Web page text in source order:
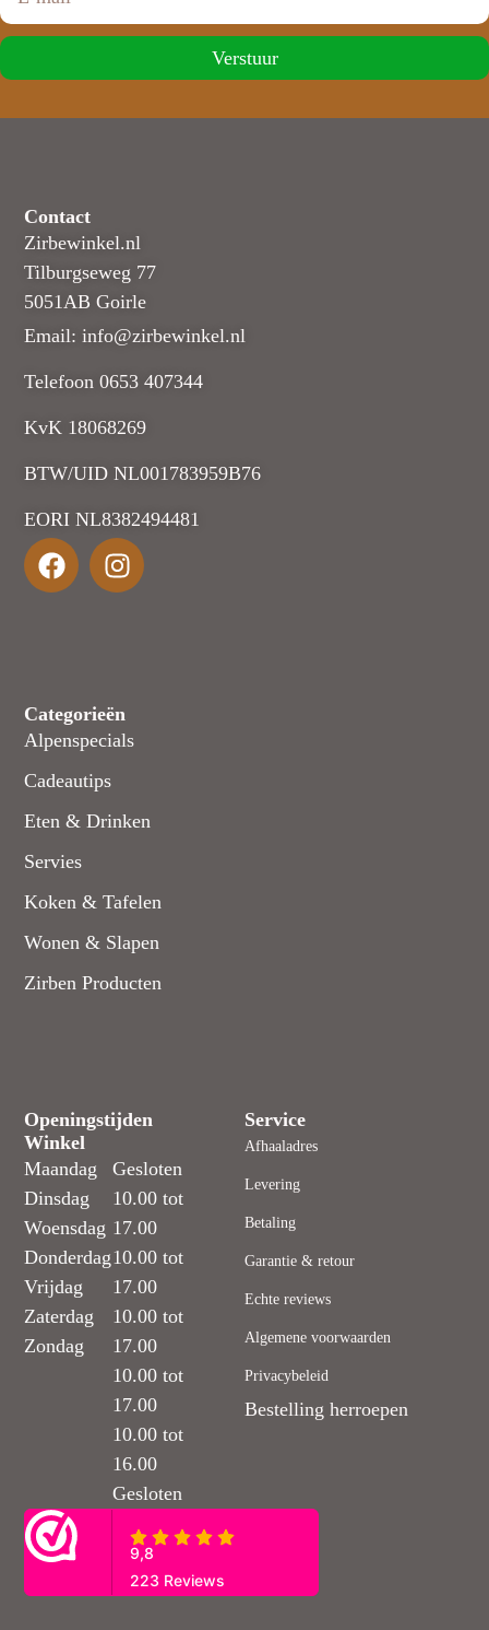
Verstuur
Contact
Zirbewinkel.nl
Tilburgseweg 77
5051AB Goirle
Email: info@zirbewinkel.nl
Telefoon 0653 407344
KvK 18068269
BTW/UID NL001783959B76
EORI NL8382494481
Categorieën
Alpenspecials
Cadeautips
Eten & Drinken
Servies
Koken & Tafelen
Wonen & Slapen
Zirben Producten
Openingstijden
Winkel
Maandag
Dinsdag
Woensdag
Donderdag
Vrijdag
Zaterdag
Zondag
Gesloten
10.00 tot
17.00
10.00 tot
17.00
10.00 tot
17.00
10.00 tot
17.00
10.00 tot
16.00
Gesloten
Service
Afhaaladres
Levering
Betaling
Garantie & retour
Echte reviews
Algemene voorwaarden
Privacybeleid
Bestelling herroepen